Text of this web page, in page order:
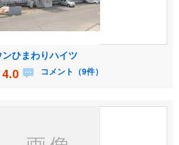
ひまわりハイツ
4.0 コメント（9件）